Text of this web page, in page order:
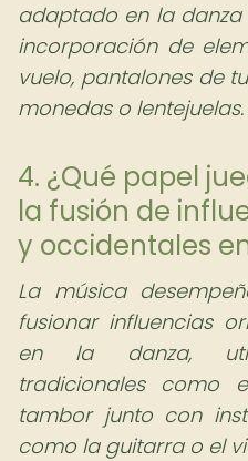
adaptado en la
incorporación de
vuelo, pantalones de
monedas o lentejuelas.
4. ¿Qué papel
la fusión de
y occidentales
La música
fusionar influencias
en la danza,
tradicionales
tambor junto con
como la guitarra o el